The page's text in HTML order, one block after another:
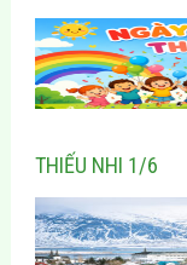
THIẾU NHI 1/6